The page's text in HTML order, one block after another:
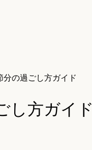
の過ごし方ガイド
し方ガイド